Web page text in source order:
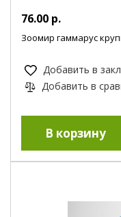
76.00 р.
Зоомир гаммарус
Добавить в
Добавить в